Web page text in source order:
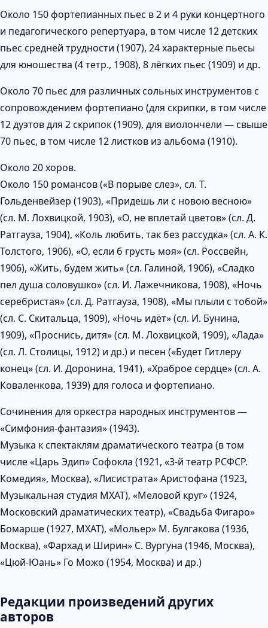
Около 150 фортепианных пьес в 2 и 4 руки концертного
и педагогического репертуара, в том числе 12 детских
пьес средней трудности (1907), 24 характерные пьесы
для юношества (4 тетр., 1908), 8 лёгких пьес (1909) и др.
Около 70 пьес для различных сольных инструментов с
сопровождением фортепиано (для скрипки, в том числе
12 дуэтов для 2 скрипок (1909), для виолончели — свыше
70 пьес, в том числе 12 листков из альбома (1910).
Около 20 хоров.
Около 150 романсов («В порыве слез», сл. Т.
Гольденвейзер (1903), «Придешь ли с новою весною»
(сл. М. Лохвицкой, 1903), «О, не вплетай цветов» (сл. Д.
Ратгауза, 1904), «Коль любить, так без рассудка» (сл. А. К.
Толстого, 1906), «О, если б грусть моя» (сл. Россвейн,
1906), «Жить, будем жить» (сл. Галиной, 1906), «Сладко
пел душа соловушко» (сл. И. Лажечникова, 1908), «Ночь
серебристая» (сл. Д. Ратгауза, 1908), «Мы плыли с тобой»
(сл. С. Скитальца, 1909), «Ночь идёт» (сл. И. Бунина,
1909), «Проснись, дитя» (сл. М. Лохвицкой, 1909), «Лада»
(сл. Л. Столицы, 1912) и др.) и песен («Будет Гитлеру
конец» (сл. И. Доронина, 1941), «Храброе сердце» (сл. А.
Коваленкова, 1939) для голоса и фортепиано.
Сочинения для оркестра народных инструментов —
«Симфония-фантазия» (1943).
Музыка к спектаклям драматического театра (в том
числе «Царь Эдип» Софокла (1921, «3-й театр РСФСР.
Комедия», Москва), «Лисистрата» Аристофана (1923,
Музыкальная студия MXAT), «Меловой круг» (1924,
Московский драматических театр), «Свадьба Фигаро»
Бомарше (1927, MXAT), «Мольер» М. Булгакова (1936,
Москва), «Фархад и Ширин» С. Вургуна (1946, Москва),
«Цюй-Юань» Го Можо (1954, Москва) и др.)
Редакции произведений других
авторов